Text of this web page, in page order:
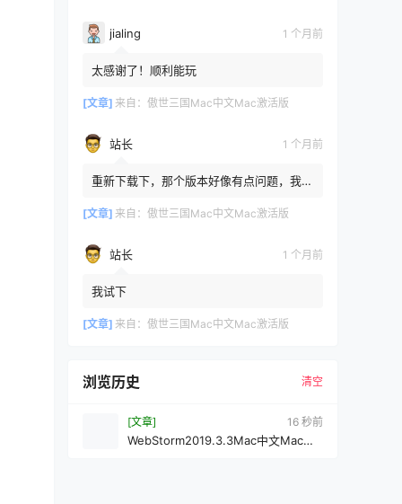
jialing 1 个月前
太感谢了！顺利能玩
[文章] 来自： 傲世三国Mac中文Mac激活版
站长 1 个月前
重新下载下，那个版本好像有点问题，我重
[文章] 来自： 傲世三国Mac中文Mac激活版
站长 1 个月前
我试下
[文章] 来自： 傲世三国Mac中文Mac激活版
浏览历史 清空
[文章] 16 秒前
WebStorm2019.3.3Mac中文Mac激